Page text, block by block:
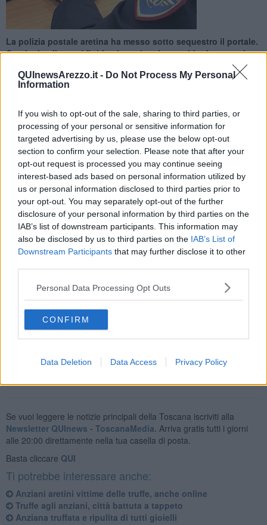
QUInewsArezzo.it - Do Not Process My Personal
Information
If you wish to opt-out of the sale, sharing to third parties, or
processing of your personal or sensitive information for
targeted advertising by us, please use the below opt-out
section to confirm your selection. Please note that after your
opt-out request is processed you may continue seeing
interest-based ads based on personal information utilized by
us or personal information disclosed to third parties prior to
your opt-out. You may separately opt-out of the further
disclosure of your personal information by third parties on the
IAB’s list of downstream participants. This information may
also be disclosed by us to third parties on the IAB’s List of
Downstream Participants that may further disclose it to other
Personal Data Processing Opt Outs
CONFIRM
Data Deletion Data Access Privacy Policy
La polizia postale aretina ha messo sotto sequestro il portale.
Centinaia gli utenti finiti nel raggiro che avrebbe fruttato circa
AREZZO —Messo sotto sequestro preventivo dalla polizia postale
aretina un noto sito di e-commerce per il reato di truffa.
Le indagini sono partite a maggio dopo che numerosi utenti hanno
sporto diverse denunce relative al portale che, offrendo in vendita
smartphone, pc, tablet e altro materiale informatico a prezzi
estremamente vantaggiosi, attraeva ignari compratori che dopo
aver pagato non ricevevano però la merce acquistata.
Non solo, il sito in questione era stato oggetto anche di numerosi
feedback negativida parte di utenti, circa 200, che avevano
addirittura creato una pagina facebook per
segnalare le truffe.
L'attività capillare degli specialisti della polizia postale ha consentito
la chiusura del sito. Il raggiro, secondo una prima stima, avrebbe
fruttato complessivamente circa500mila euro.
Se vuoi leggere le notizie principali della Toscana iscriviti alla
Newsletter QUInews - ToscanaMedia. Arriva gratis tutti i giorni
alle 20:00 direttamente nella tua casella di posta.
Basta cliccare QUI
Ti potrebbe interessare anche:
Anziani aretini vittime delle truffe, anche online
Truffe agli anziani, città battuta a tappeto
Anziana truffata e ripulita di tutti gioielli